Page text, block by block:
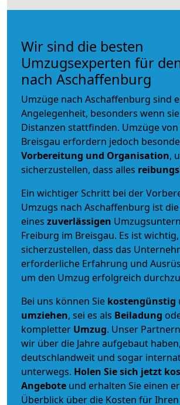
Wir sind die besten
Umzugsexperten für
nach Aschaffenburg
Umzüge nach Aschaffenburg sind
Angelegenheit, besonders wenn
Distanzen stattfinden. Umzüge
Breisgau erfordern jedoch
Vorbereitung und Organisation,
sicherzustellen, dass alles
Ein wichtiger Schritt bei der
Umzugs nach Aschaffenburg ist
eines zuverlässigen
Freiburg im Breisgau. Es ist wichtig,
sicherzustellen, dass das
erforderliche Erfahrung und
um den Umzug erfolgreich
Bei uns können Sie kostengünstig
umziehen, sei es als Beiladung
kompletter Umzug. Unser
wir über die Jahre aufgebaut
deutschlandweit und sogar
unterwegs. Holen Sie sich jetzt
Angebote und erhalten Sie einen
Überblick über die Kosten für